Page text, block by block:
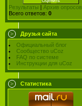
Результаты | Архив опросов
Всего ответов: 0
Друзья сайта
Официальный блог
Сообщество uCoz
FAQ по системе
Инструкции для uCoz
Статистика